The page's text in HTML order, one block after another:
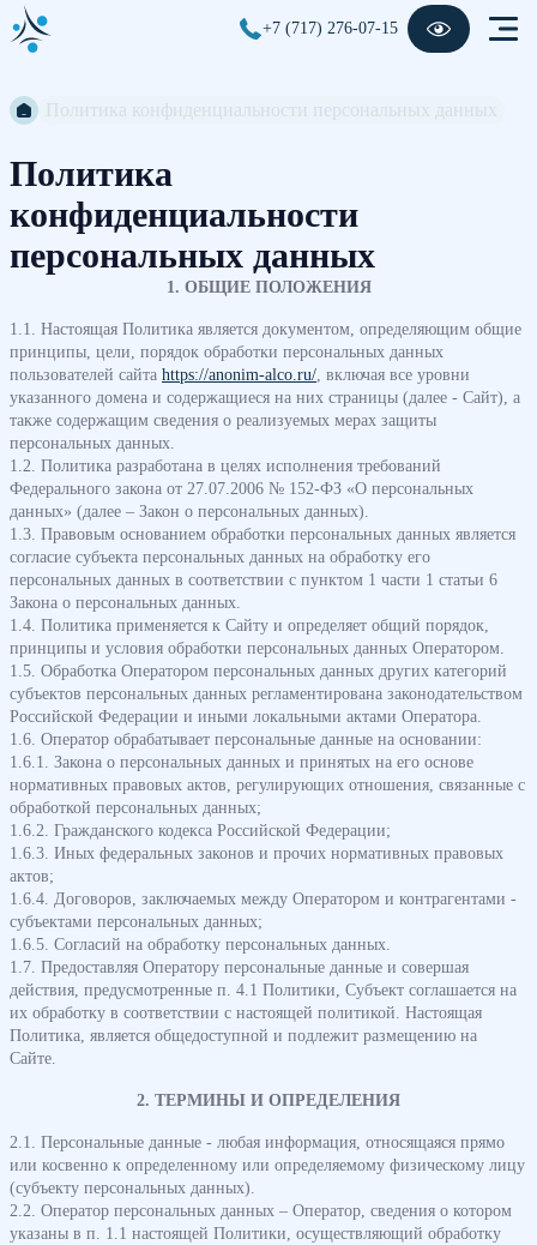
+7 (717) 276-07-15
Политика
конфиденциальности
персональных данных
1. ОБЩИЕ ПОЛОЖЕНИЯ
1.1. Настоящая Политика является документом, определяющим общие
принципы, цели, порядок обработки персональных данных
пользователей сайта https://anonim-alco.ru/ , включая все уровни
указанного домена и содержащиеся на них страницы (далее - Сайт), а
также содержащим сведения о реализуемых мерах защиты
персональных данных.
1.2. Политика разработана в целях исполнения требований
Федерального закона от 27.07.2006 № 152-ФЗ «О персональных
данных» (далее – Закон о персональных данных).
1.3. Правовым основанием обработки персональных данных является
согласие субъекта персональных данных на обработку его
персональных данных в соответствии с пунктом 1 части 1 статьи 6
Закона о персональных данных.
1.4. Политика применяется к Сайту и определяет общий порядок,
принципы и условия обработки персональных данных Оператором.
1.5. Обработка Оператором персональных данных других категорий
субъектов персональных данных регламентирована законодательством
Российской Федерации и иными локальными актами Оператора.
1.6. Оператор обрабатывает персональные данные на основании:
1.6.1. Закона о персональных данных и принятых на его основе
нормативных правовых актов, регулирующих отношения, связанные с
обработкой персональных данных;
1.6.2. Гражданского кодекса Российской Федерации;
1.6.3. Иных федеральных законов и прочих нормативных правовых
актов;
1.6.4. Договоров, заключаемых между Оператором и контрагентами -
субъектами персональных данных;
1.6.5. Согласий на обработку персональных данных.
1.7. Предоставляя Оператору персональные данные и совершая
действия, предусмотренные п. 4.1 Политики, Субъект соглашается на
их обработку в соответствии с настоящей политикой. Настоящая
Политика, является общедоступной и подлежит размещению на
Сайте.
2. ТЕРМИНЫ И ОПРЕДЕЛЕНИЯ
2.1. Персональные данные - любая информация, относящаяся прямо
или косвенно к определенному или определяемому физическому лицу
(субъекту персональных данных).
2.2. Оператор персональных данных – Оператор, сведения о котором
указаны в п. 1.1 настоящей Политики, осуществляющий обработку